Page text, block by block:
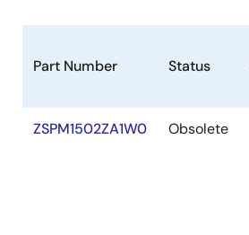
Part Number Status
ZSPM1502ZA1W0 Obsolete